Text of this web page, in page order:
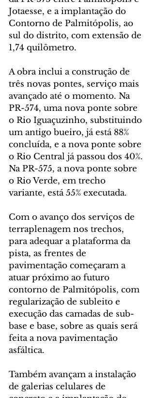
Jotaesse, e a implantação do
Contorno de Palmitópolis, ao
sul do distrito, com extensão de
1,74 quilômetro.
A obra inclui a construção de
três novas pontes, serviço mais
avançado até o momento. Na
PR-574, uma nova ponte sobre
o Rio Iguaçuzinho, substituindo
um antigo bueiro, já está 88%
concluída, e a nova ponte sobre
o Rio Central já passou dos 40%.
Na PR-575, a nova ponte sobre
o Rio Verde, em trecho
variante, está 55% executada.
Com o avanço dos serviços de
terraplenagem nos trechos,
para adequar a plataforma da
pista, as frentes de
pavimentação começaram a
atuar próximo ao futuro
contorno de Palmitópolis, com
regularização de subleito e
execução das camadas de sub-
base e base, sobre as quais será
feita a nova pavimentação
asfáltica.
Também avançam a instalação
de galerias celulares de